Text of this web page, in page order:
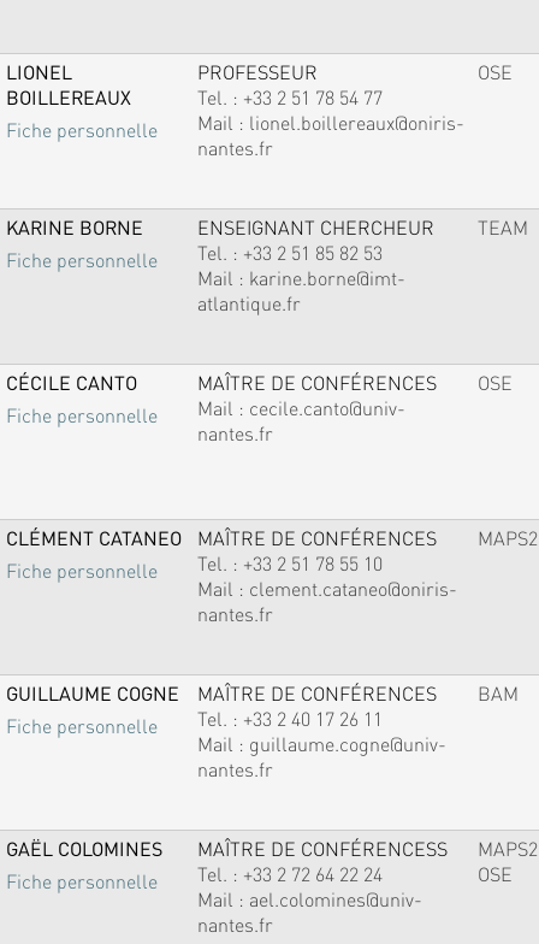
LIONEL
BOILLEREAUX
Fiche personnelle
PROFESSEUR
Tel. : +33 2 51 78 54 77
Mail : lionel.boillereaux@oniris-
nantes.fr
OSE
KARINE BORNE
Fiche personnelle
ENSEIGNANT CHERCHEUR
Tel. : +33 2 51 85 82 53
Mail : karine.borne@imt-
atlantique.fr
TEAM
CÉCILE CANTO
Fiche personnelle
MAÎTRE DE CONFÉRENCES
Mail : cecile.canto@univ-
nantes.fr
OSE
CLÉMENT CATANEO
Fiche personnelle
MAÎTRE DE CONFÉRENCES
Tel. : +33 2 51 78 55 10
Mail : clement.cataneo@oniris-
nantes.fr
MAPS2
GUILLAUME COGNE
Fiche personnelle
MAÎTRE DE CONFÉRENCES
Tel. : +33 2 40 17 26 11
Mail : guillaume.cogne@univ-
nantes.fr
BAM
GAËL COLOMINES
Fiche personnelle
MAÎTRE DE CONFÉRENCESS
Tel. : +33 2 72 64 22 24
Mail : ael.colomines@univ-
nantes.fr
MAPS2
OSE